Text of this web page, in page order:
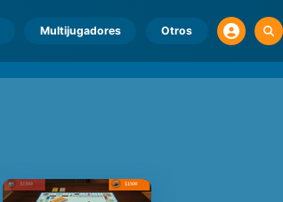
Multijugadores Otros